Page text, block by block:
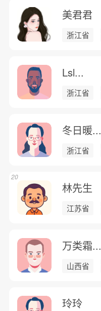
美君君
浙江省
Lsl...
浙江省
冬日暖...
浙江省
林先生
江苏省
20
万类霜...
山西省
玲玲